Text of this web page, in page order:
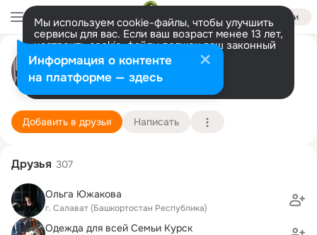
Войти
Мы используем cookie-файлы, чтобы улучшить
сервисы для вас. Если ваш возраст менее 13 лет,
настроить cookie-файлы должен ваш законный
представитель. Больше информации
Разрешить все Настроить
Ирина Казменкина
Курск 12 августа (43 года)
Подробнее
Добавить в друзья Написать
Друзья 307
Ольга Южакова
г. Салават (Башкортостан Республика)
Одежда для всей Семьи Курск
Информация о контенте
на платформе — здесь